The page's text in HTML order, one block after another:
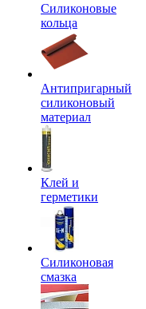
Силиконовые
кольца
Антипригарный
силиконовый
материал
Клей и
герметики
Силиконовая
смазка